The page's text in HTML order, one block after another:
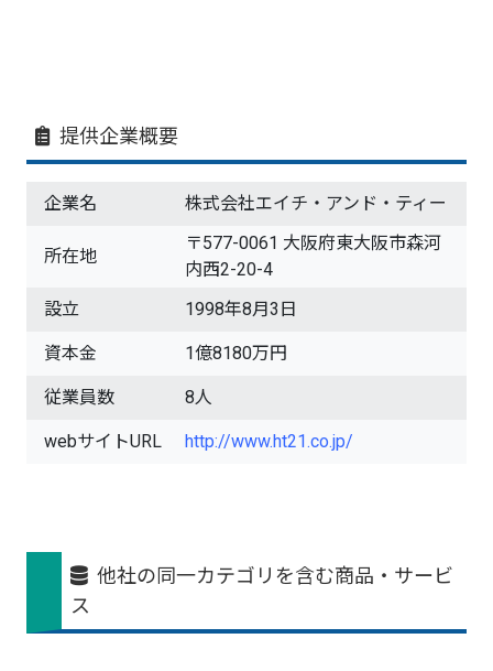
提供企業概要
企業名 株式会社エイチ・アンド・ティー
所在地
〒577-0061 大阪府東大阪市森河
内西2-20-4
設立
1998年8月3日
資本金 1億8180万円
従業員数 8人
webサイトURL http://www.ht21.co.jp/
他社の同一カテゴリを含む商品・サービ
ス